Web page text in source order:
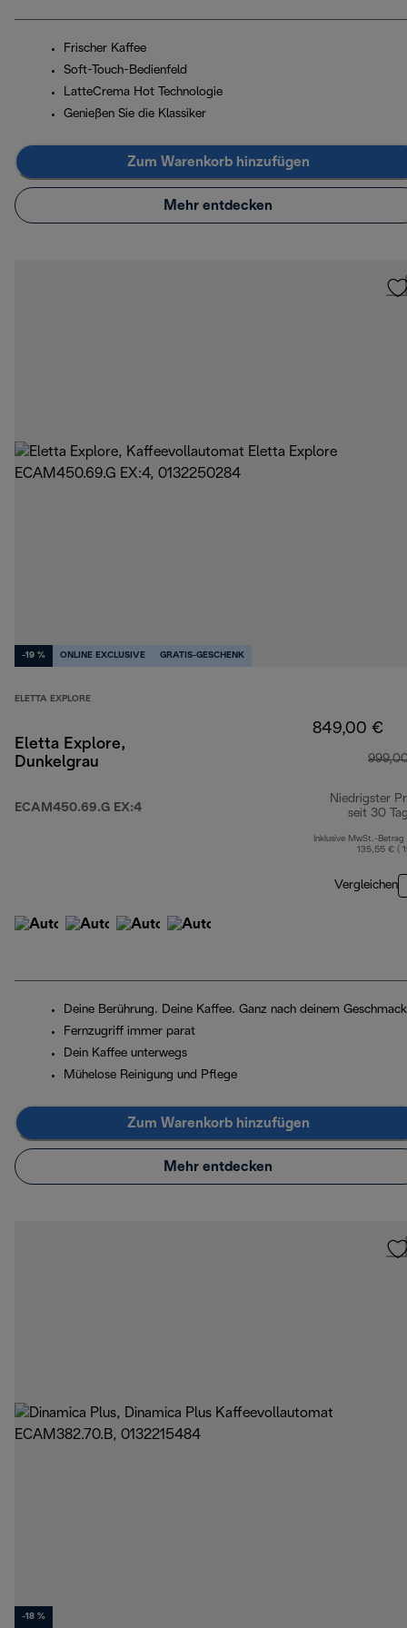
Frischer Kaffee
Soft-Touch-Bedienfeld
LatteCrema Hot Technologie
Genießen Sie die Klassiker
Zum Warenkorb hinzufügen
Mehr entdecken
-19 % ONLINE EXCLUSIVE GRATIS-GESCHENK
ELETTA EXPLORE
Eletta Explore,
Dunkelgrau
ECAM450.69.G EX:4
849,00 €
Niedrigster
seit 30
Inklusive MwSt.-Betrag
135,55 € (
Vergleichen
Deine Berührung. Deine Kaffee. Ganz nach deinem
Fernzugriff immer parat
Dein Kaffee unterwegs
Mühelose Reinigung und Pflege
Zum Warenkorb hinzufügen
Mehr entdecken
-18 %